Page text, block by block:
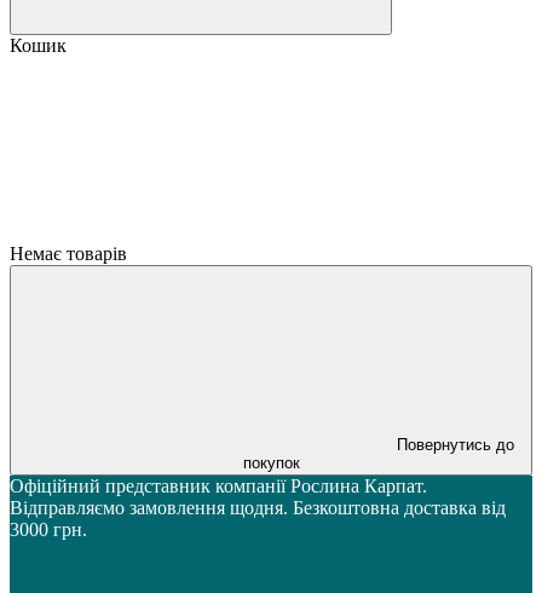
Кошик
Немає товарів
Повернутись до
покупок
Офіційний представник компанії Рослина Карпат.
Відправляємо замовлення щодня. Безкоштовна доставка від
3000 грн.